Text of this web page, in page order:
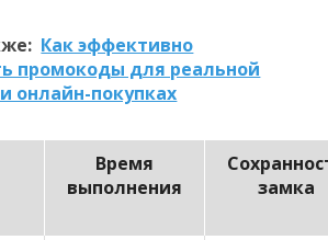
Как эффективно
промокоды для реальной
онлайн-покупках
Время
выполнения
замка